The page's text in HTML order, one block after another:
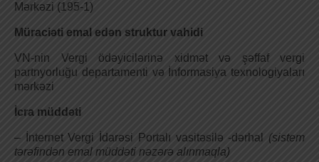
Mərkəzi (195-1)
Müraciəti emal edən struktur vahidi
VN-nin Vergi ödəyicilərinə xidmət və şəffaf vergi
partnyorluğu departamenti və İnformasiya texnologiyaları
mərkəzi
İcra müddəti
– İnternet Vergi İdarəsi Portalı vasitəsilə -dərhal (sistem
tərəfindən emal müddəti nəzərə alınmaqla)